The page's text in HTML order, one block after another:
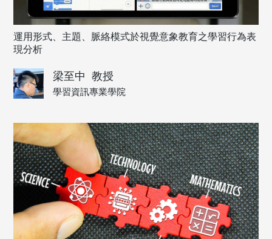
運用形式、主題、脈絡模式於視覺意象教育之學習行為表
現分析
梁至中 教授
學習資訊專業學院